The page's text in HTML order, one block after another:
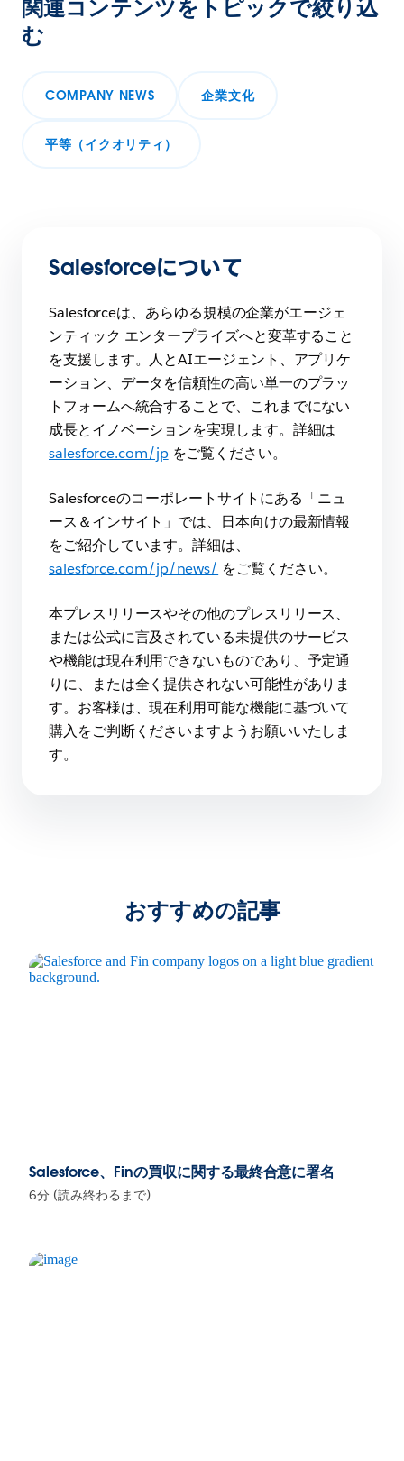
関連コンテンツをトピックで絞り込
む
COMPANY NEWS 企業文化
平等（イクオリティ）
Salesforceについて
Salesforceは、あらゆる規模の企業がエージェ
ンティック エンタープライズへと変革すること
を支援します。人とAIエージェント、アプリケ
ーション、データを信頼性の高い単一のプラッ
トフォームへ統合することで、これまでにない
成長とイノベーションを実現します。詳細は
salesforce.com/jpをご覧ください。
Salesforceのコーポレートサイトにある「ニュ
ース＆インサイト」では、日本向けの最新情報
をご紹介しています。詳細は、
salesforce.com/jp/news/ をご覧ください。
本プレスリリースやその他のプレスリリース、
または公式に言及されている未提供のサービス
や機能は現在利用できないものであり、予定通
りに、または全く提供されない可能性がありま
す。お客様は、現在利用可能な機能に基づいて
購入をご判断くださいますようお願いいたしま
す。
おすすめの記事
Salesforce、Finの買収に関する最終合意に署名
6分 (読み終わるまで)